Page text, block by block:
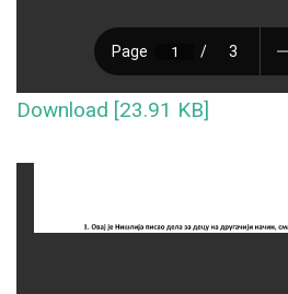
Download [23.91 KB]